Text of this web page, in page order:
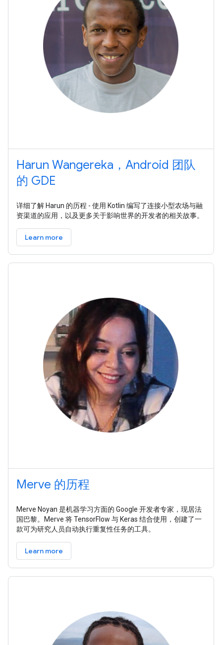
Harun Wangereka，Android 团队
的 GDE
详细了解 Harun 的历程 - 使用 Kotlin 编写了连接小型农场与融
资渠道的应用，以及更多关于影响世界的开发者的相关故事。
Learn more
Merve 的历程
Merve Noyan 是机器学习方面的 Google 开发者专家，现居法
国巴黎。Merve 将 TensorFlow 与 Keras 结合使用，创建了一
款可为研究人员自动执行重复性任务的工具。
Learn more